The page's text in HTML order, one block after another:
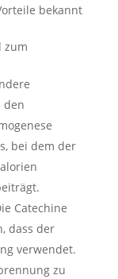
bekannt
zum
den
bei dem der
Catechine
dass der
verwendet.
zu